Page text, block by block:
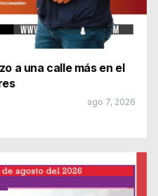
a una calle más en el
ago 7, 2026